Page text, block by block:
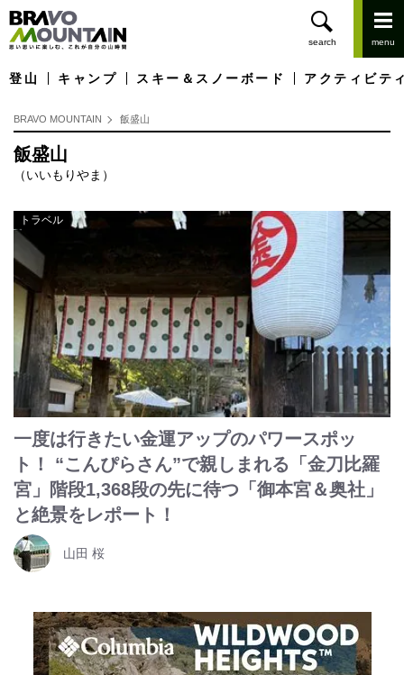
登山 キャンプ スキー＆スノーボード アクティビテ
BRAVO MOUNTAIN 飯盛山
飯盛山
（いいもりやま）
トラベル
一度は行きたい金運アップのパワースポッ
ト！ “こんぴらさん”で親しまれる「金刀比羅
宮」階段1,368段の先に待つ「御本宮＆奥社」
と絶景をレポート！
山田 桜